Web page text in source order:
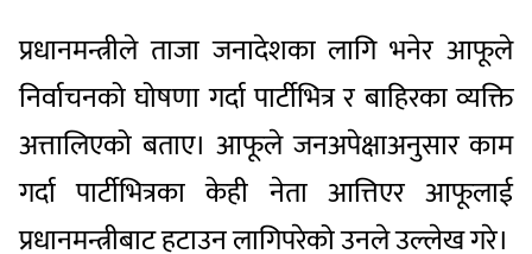
प्रधानमन्त्रीले ताजा जनादेशका लागि भनेर आफूले
निर्वाचनको घोषणा गर्दा पार्टीभित्र र बाहिरका व्यक्ति
अत्तालिएको बताए। आफूले जनअपेक्षाअनुसार काम
गर्दा पार्टीभित्रका केही नेता आत्तिएर आफूलाई
प्रधानमन्त्रीबाट हटाउन लागिपरेको उनले उल्लेख गरे।